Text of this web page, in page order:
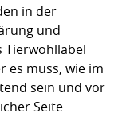
in der
und
Tierwohllabel
es muss, wie im
sein und vor
Seite